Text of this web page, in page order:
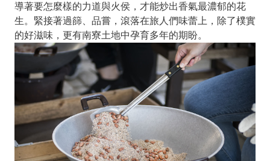
導著要怎麼樣的力道與火侯，才能炒出香氣最濃郁的花
生。緊接著過篩、品嘗，滾落在旅人們味蕾上，除了樸實
的好滋味，更有南寮土地中孕育多年的期盼。